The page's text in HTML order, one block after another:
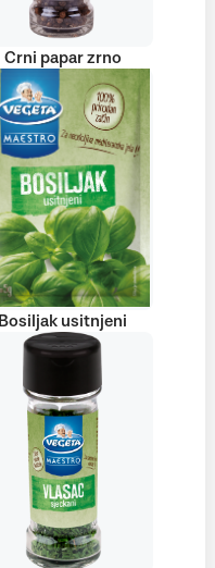
Crni papar zrno
Bosiljak usitnjeni